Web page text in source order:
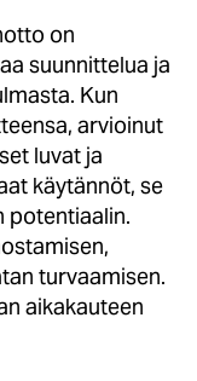
on
suunnittelua ja
Kun
arvioinut
luvat ja
käytännöt, se
potentiaalin.
turvaamisen.
aikakauteen